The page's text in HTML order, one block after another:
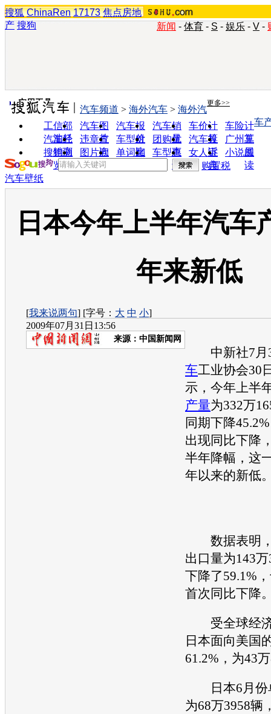
搜狐 ChinaRen 17173 焦点房地
产 搜狗 新闻 - 体育 - S - 娱乐 - V -
实用工具 更多>>
工信部
油耗
汽车图
片
汽车报
价
汽车销
量
车价计
算
车险计
算
汽车经
销商
违章查
询
车型对
比
团购优
惠
汽车投
诉
广州车
展
搜狗浏
览器
图片欣
赏
单词翻
车型查
询
女人宝
典
小说阅
读
汽车频道 > 海外汽车 > 海外汽
车
购置税
汽车壁纸
日本今年上半年汽车
年来新低
[我来说两句] [字号： 大 中 小]
2009年07月31日13:56
来源： 中国新闻网
中新社7月
车工业协会30
示，今年上半
产量为332万
同期下降
出现同比下降
半年降幅，这
年以来的新低
数据表明，
出口量为143
下降了59.1%
首次同比下降
受全球经济
日本面向美国
61.2%，为43
日本6月份
为68万3958辆